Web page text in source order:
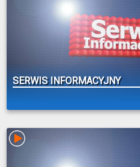
SERWIS INFORMACYJNY